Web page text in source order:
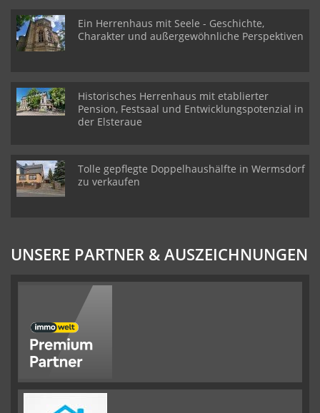
Ein Herrenhaus mit Seele - Geschichte,
Charakter und außergewöhnliche Perspektiven
Historisches Herrenhaus mit etablierter
Pension, Festsaal und Entwicklungspotenzial in
der Elsteraue
Tolle gepflegte Doppelhaushälfte in Wermsdorf
zu verkaufen
UNSERE PARTNER & AUSZEICHNUNGEN